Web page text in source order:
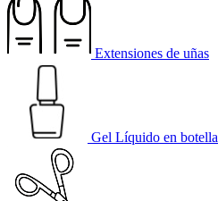
Extensiones de uñas
Gel Líquido en botella